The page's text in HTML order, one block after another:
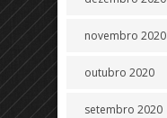
novembro 2020
outubro 2020
setembro 2020